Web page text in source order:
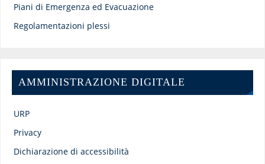
Piani di Emergenza ed Evacuazione
Regolamentazioni plessi
AMMINISTRAZIONE DIGITALE
URP
Privacy
Dichiarazione di accessibilità